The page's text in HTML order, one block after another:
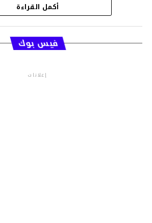
قسم الاخبار
أكمل القراءة
فيس بوك
إعلانات